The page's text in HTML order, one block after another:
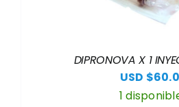
DIPRONOVA X 1
USD $
1